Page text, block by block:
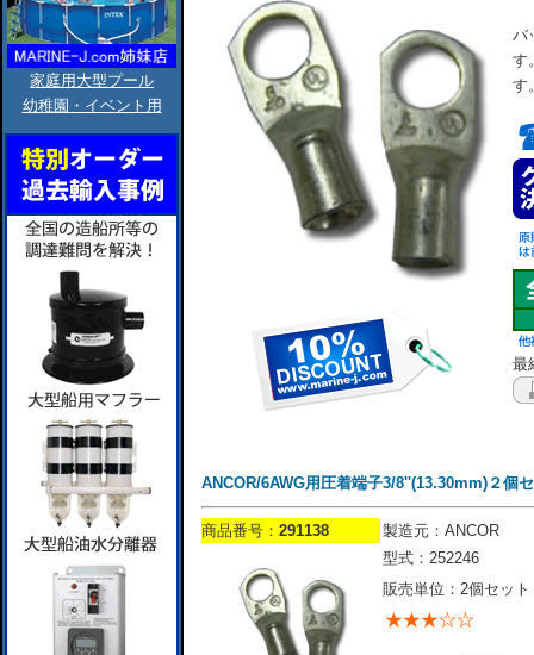
家庭用大型プール
幼稚園・イベント用
バ
す
す
最
ANCOR/6AWG用圧着端子3/8''(13.30mm)２個
商品番号： 291138
製造元：ANCOR
型式：252246
販売単位：2個セット